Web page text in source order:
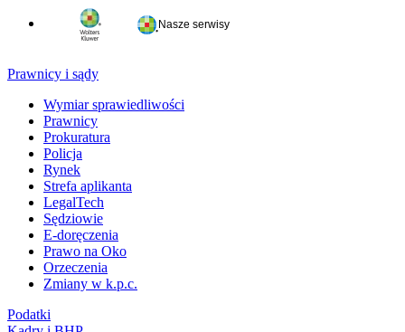
Nasze serwisy
Prawnicy i sądy
Wymiar sprawiedliwości
Prawnicy
Prokuratura
Policja
Rynek
Strefa aplikanta
LegalTech
Sędziowie
E-doręczenia
Prawo na Oko
Orzeczenia
Zmiany w k.p.c.
Podatki